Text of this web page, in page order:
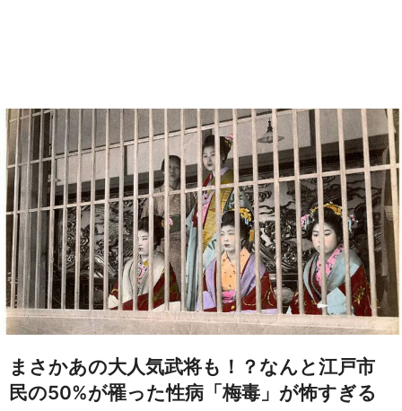
まさかあの大人気武将も！？なんと江戸市
民の50%が罹った性病「梅毒」が怖すぎる